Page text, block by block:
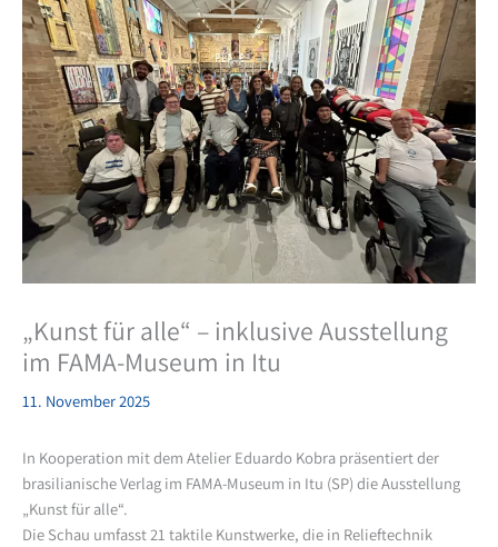
„Kunst für alle“ – inklusive Ausstellung
im FAMA-Museum in Itu
11. November 2025
In Kooperation mit dem Atelier Eduardo Kobra präsentiert der
brasilianische Verlag im FAMA-Museum in Itu (SP) die Ausstellung
„Kunst für alle“.
Die Schau umfasst 21 taktile Kunstwerke, die in Relieftechnik